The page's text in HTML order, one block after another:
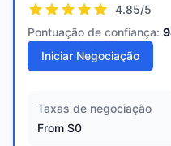
4.85/5
Pontuação de confiança:
Iniciar Negociação
Taxas de negociação
From $0